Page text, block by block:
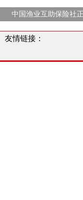
中国渔业互助保险社
友情链接：